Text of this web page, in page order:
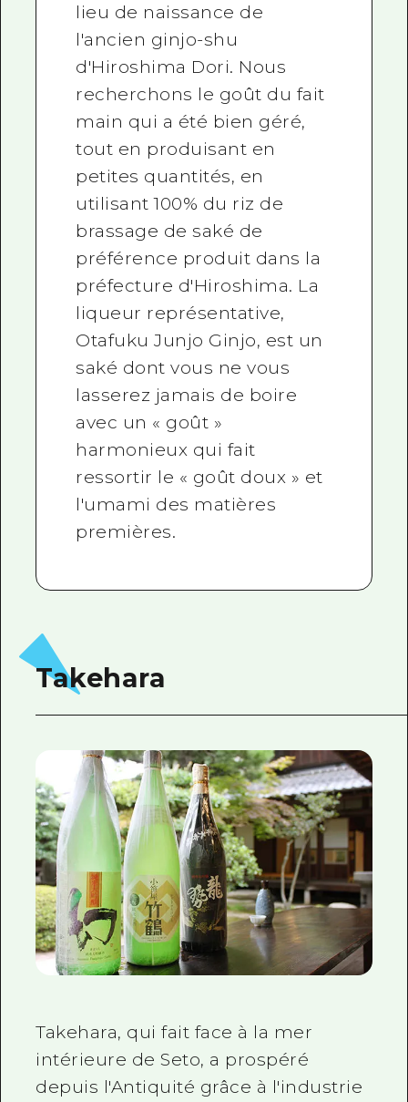
lieu de naissance de
l'ancien ginjo-shu
d'Hiroshima Dori. Nous
recherchons le goût du fait
main qui a été bien géré,
tout en produisant en
petites quantités, en
utilisant 100% du riz de
brassage de saké de
préférence produit dans la
préfecture d'Hiroshima. La
liqueur représentative,
Otafuku Junjo Ginjo, est un
saké dont vous ne vous
lasserez jamais de boire
avec un « goût »
harmonieux qui fait
ressortir le « goût doux » et
l'umami des matières
premières.
Takehara
Takehara, qui fait face à la mer
intérieure de Seto, a prospéré
depuis l'Antiquité grâce à l'industrie